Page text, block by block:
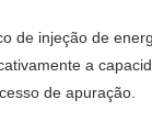
de injeção de
a
de apuração.